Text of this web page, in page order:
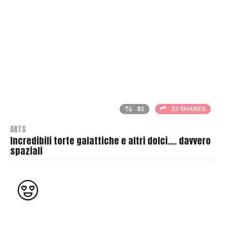
81 33 SHARES
ARTS
Incredibili torte galattiche e altri dolci…. davvero
spaziali